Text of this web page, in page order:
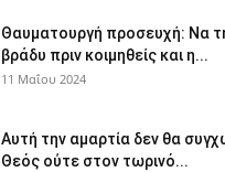
Θαυματουργή προσευχή: Να
βράδυ πριν κοιμηθείς και η...
11 Μαΐου 2024
Αυτή την αμαρτία δεν θα
Θεός ούτε στον τωρινό...